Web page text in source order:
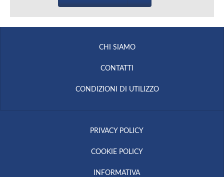
CHI SIAMO
CONTATTI
CONDIZIONI DI UTILIZZO
PRIVACY POLICY
COOKIE POLICY
INFORMATIVA